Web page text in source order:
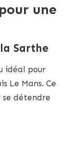
une
Sarthe
idéal pour
Le Mans. Ce
détendre